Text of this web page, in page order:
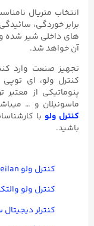
انتخاب متریال
برابر خوردگی،
های داخلی شیر شده
آن خواهد شد.
تجهیز صنعت وارد
کنترل ولو، ای توپی
پنوماتیکی از
ماسونیلان و …
کنترل ولو با
باشید.
کنترل ولو Masoneilan
کنترل ولو
کنترلر